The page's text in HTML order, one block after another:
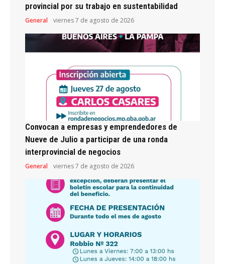
provincial por su trabajo en sustentabilidad
General viernes 7 de agosto de 2026
Convocan a empresas y emprendedores de
Nueve de Julio a participar de una ronda
interprovincial de negocios
General viernes 7 de agosto de 2026